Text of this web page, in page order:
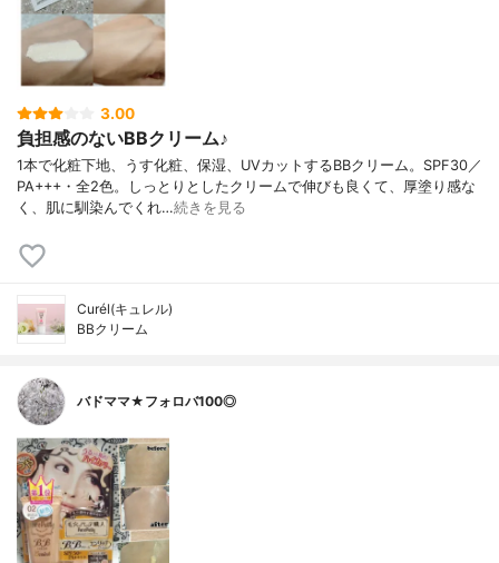
3.00
負担感のないBBクリーム♪
1本で化粧下地、うす化粧、保湿、UVカットするBBクリーム。SPF30／
PA+++・全2色。しっとりとしたクリームで伸びも良くて、厚塗り感な
く、肌に馴染んでくれ…続きを見る
Curél(キュレル)
BBクリーム
バドママ★フォロバ100◎